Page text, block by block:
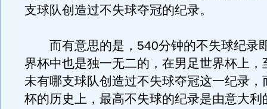
支球队创造过不失球夺冠的纪录。
而有意思的是，540分钟的不失球纪录
界杯中也是独一无二的，在男足世界杯上，
未有哪支球队创造过不失球夺冠这一纪录，
杯的历史上，最高不失球的纪录是由意大利